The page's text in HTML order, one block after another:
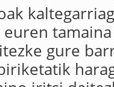
gure